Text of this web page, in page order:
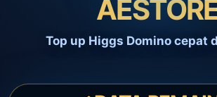
Top up Higgs Domino cepat